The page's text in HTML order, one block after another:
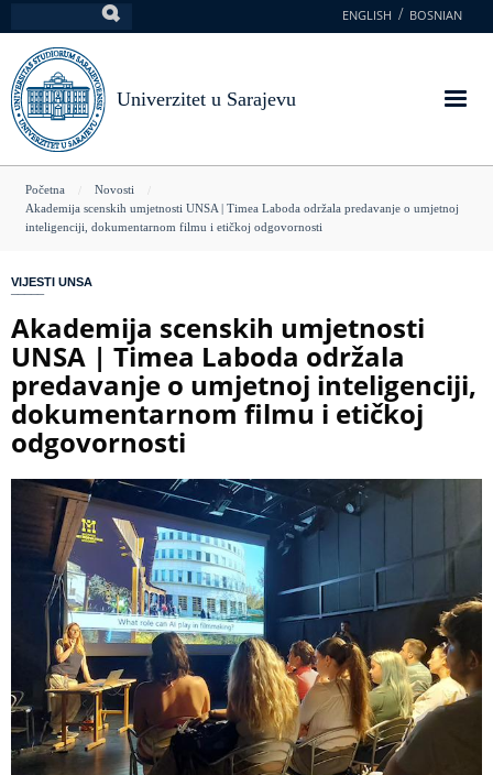
na
glavni
sadržaj
ENGLISH BOSNIAN
Univerzitet u Sarajevu
You
are
Početna
Novosti
Akademija scenskih umjetnosti UNSA | Timea Laboda održala predavanje o umjetnoj
inteligenciji, dokumentarnom filmu i etičkoj odgovornosti
VIJESTI UNSA
Akademija scenskih umjetnosti
UNSA | Timea Laboda održala
predavanje o umjetnoj inteligenciji,
dokumentarnom filmu i etičkoj
odgovornosti